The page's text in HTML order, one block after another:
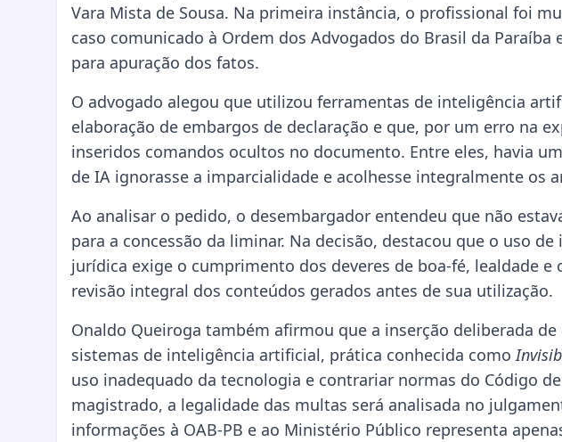
Vara Mista de Sousa. Na primeira instância, o profissional foi
caso comunicado à Ordem dos Advogados do Brasil da Paraíba
para apuração dos fatos.
O advogado alegou que utilizou ferramentas de inteligência
elaboração de embargos de declaração e que, por um erro na
inseridos comandos ocultos no documento. Entre eles, havia
de IA ignorasse a imparcialidade e acolhesse integralmente os
Ao analisar o pedido, o desembargador entendeu que não
para a concessão da liminar. Na decisão, destacou que o uso
jurídica exige o cumprimento dos deveres de boa-fé, lealdade e
revisão integral dos conteúdos gerados antes de sua utilização.
Onaldo Queiroga também afirmou que a inserção deliberada
sistemas de inteligência artificial, prática conhecida como
uso inadequado da tecnologia e contrariar normas do Código
magistrado, a legalidade das multas será analisada no
informações à OAB-PB e ao Ministério Público representa